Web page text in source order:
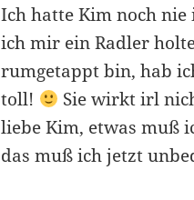
Ich hatte Kim noch
ich mir ein Radler
rumgetappt bin, hab
toll!
Sie wirkt irl
liebe Kim, etwas muß
das muß ich jetzt